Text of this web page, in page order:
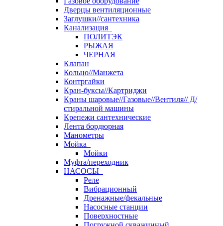
Дверцы вентиляционные
Заглушки//сантехника
Канализация
ПОЛИТЭК
РЫЖАЯ
ЧЕРНАЯ
Клапан
Кольцо//Манжета
Контргайки
Кран-буксы//Картриджи
Краны шаровые//Газовые//Вентиля// Д/
стиральной машины
Крепежи сантехнические
Лента бордюрная
Манометры
Мойка
Мойки
Муфта/переходник
НАСОСЫ
Реле
Вибрационный
Дренажные/фекальные
Насосные станции
Поверхностные